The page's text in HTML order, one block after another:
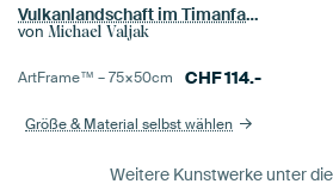
Vulkanlandschaft im Timanfaya Nationalpark auf Lanzarote
von Michael Valjak
ArtFrame™ –75×50cm CHF114.-
Größe & Material selbst wählen
Weitere Kunstwerke unter